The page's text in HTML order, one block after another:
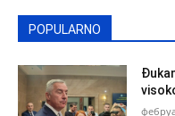
POPULARNO